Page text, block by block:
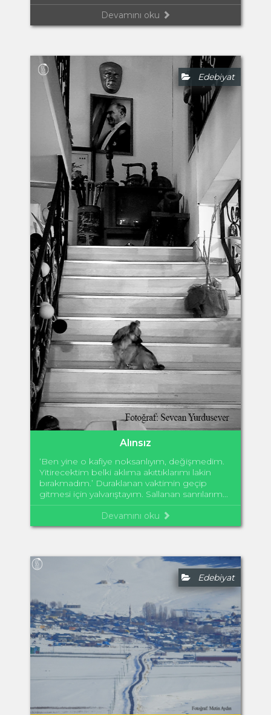
Devamını oku
Edebiyat
Alınsız
‘Ben yine o kafiye noksanlıyım, değişmedim.
Yitirecektim belki aklıma akıttıklarımı lakin
bırakmadım.’ Duraklanan vaktimin geçip
gitmesi için yalvarıştayım. Sallanan sanrılarım...
Devamını oku
Edebiyat